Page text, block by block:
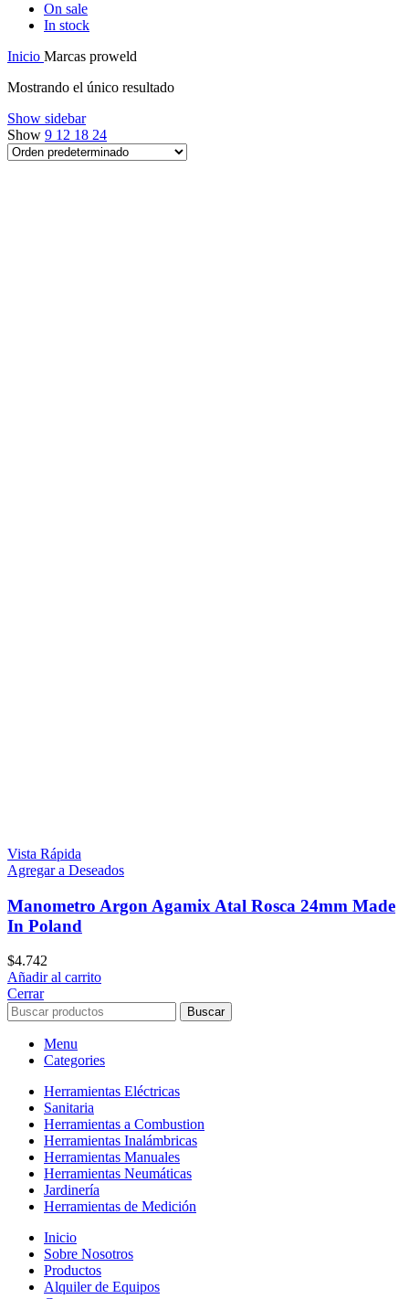
On sale
In stock
Inicio Marcas proweld
Mostrando el único resultado
Show sidebar
Show 9 12 18 24
Vista Rápida
Agregar a Deseados
Manometro Argon Agamix Atal Rosca 24mm Made
In Poland
$4.742
Añadir al carrito
Cerrar
Buscar
Menu
Categories
Herramientas Eléctricas
Sanitaria
Herramientas a Combustion
Herramientas Inalámbricas
Herramientas Manuales
Herramientas Neumáticas
Jardinería
Herramientas de Medición
Inicio
Sobre Nosotros
Productos
Alquiler de Equipos